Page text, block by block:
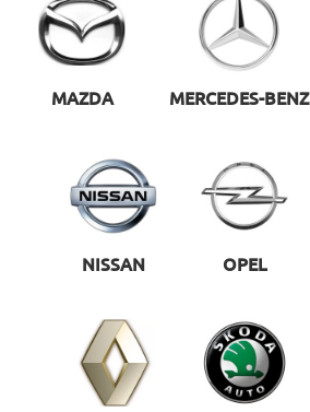
MAZDA MERCEDES-BENZ
NISSAN OPEL